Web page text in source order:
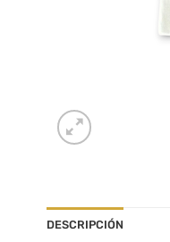
DESCRIPCIÓN